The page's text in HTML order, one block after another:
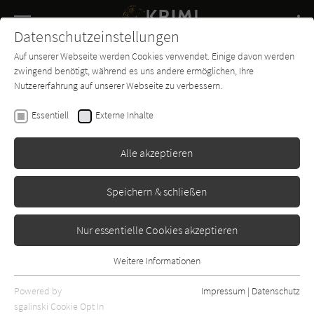
SUCHE
Buch-
Entdecker
Forum Charts
Ed McBain
Fahr langsam übers
Massengrab
Ullstein
Datenschutzeinstellungen
Auf unserer Webseite werden Cookies verwendet. Einige davon werden
zwingend benötigt, während es uns andere ermöglichen, Ihre
Nutzererfahrung auf unserer Webseite zu verbessern.
Essentiell Externe Inhalte
Alle akzeptieren
Speichern & schließen
Nur essentielle Cookies akzeptieren
Essentielle Cookies werden für grundlegende Funktionen der
Webseite benötigt. Dadurch ist gewährleistet, dass die Webseite
Weitere Informationen
Powered by
sgalinski Cookie Opt In
Impressum | Datenschutz